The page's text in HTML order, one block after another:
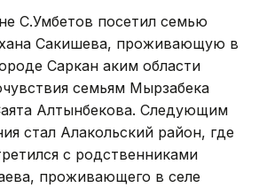
С.Умбетов посетил семью
Сакишева, проживающую в
Саркан аким области
семьям Мырзабека
Алтынбекова. Следующим
стал Алакольский район, где
с родственниками
проживающего в селе